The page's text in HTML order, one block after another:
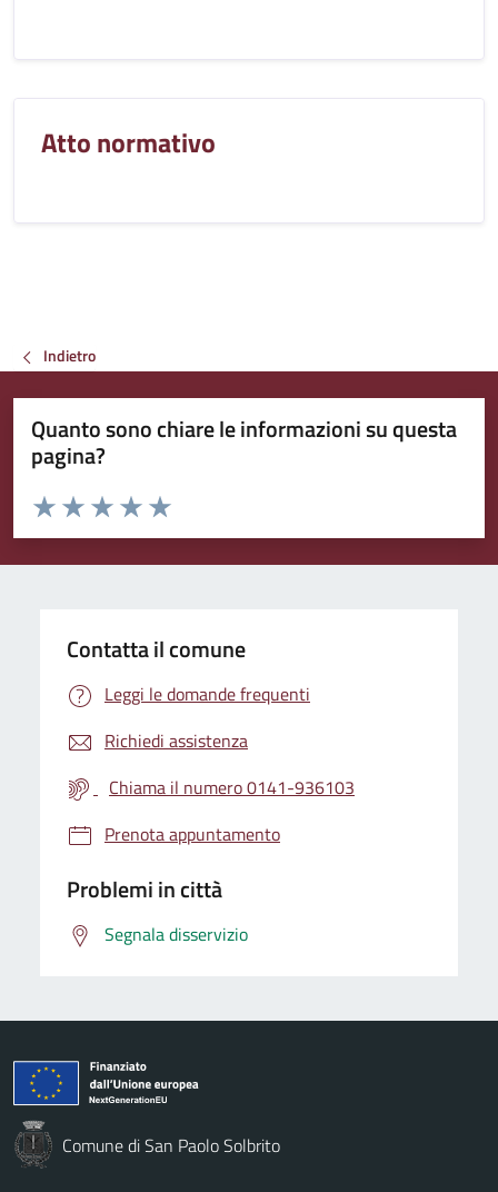
Atto normativo
Indietro
Quanto sono chiare le informazioni su questa
pagina?
Valuta da 1 a 5 stelle la pagina
Valuta 5 stelle su 5
Valuta 4 stelle su 5
Valuta 3 stelle su 5
Valuta 2 stelle su 5
Valuta 1 stelle su 5
Contatta il comune
Leggi le domande frequenti
Richiedi assistenza
Chiama il numero 0141-936103
Prenota appuntamento
Problemi in città
Segnala disservizio
Comune di San Paolo Solbrito